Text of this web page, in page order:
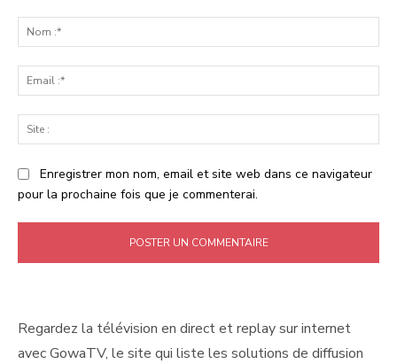
:*
:*
:
Enregistrer mon nom, email et site web dans ce navigateur
pour la prochaine fois que je commenterai.
Regardez la télévision en direct et replay sur internet
avec GowaTV, le site qui liste les solutions de diffusion